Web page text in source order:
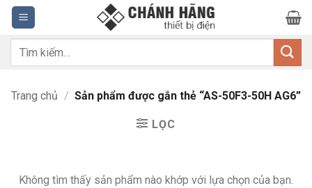
Bỏ
qua
nội
dung
Tìm
Trang chủ / Sản phẩm được gắn thẻ “AS-50F3-50H AG6”
LỌC
Không tìm thấy sản phẩm nào khớp với lựa chọn của bạn.